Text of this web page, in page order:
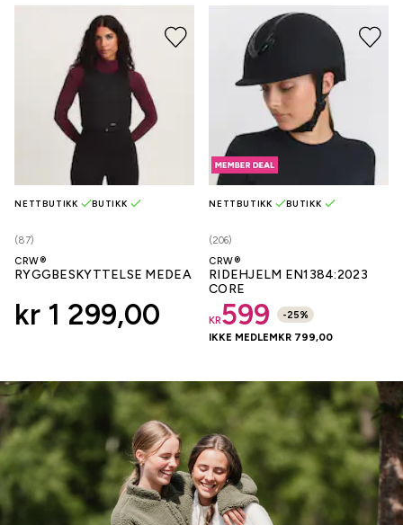
(87)
NETTBUTIKK BUTIKK
CRW®
RYGGBESKYTTELSE MEDEA
kr 1 299,00
(206)
NETTBUTIKK BUTIKK
CRW®
RIDEHJELM EN1384:2023
CORE
599
KR -25%
IKKE MEDLEMKR 799,00